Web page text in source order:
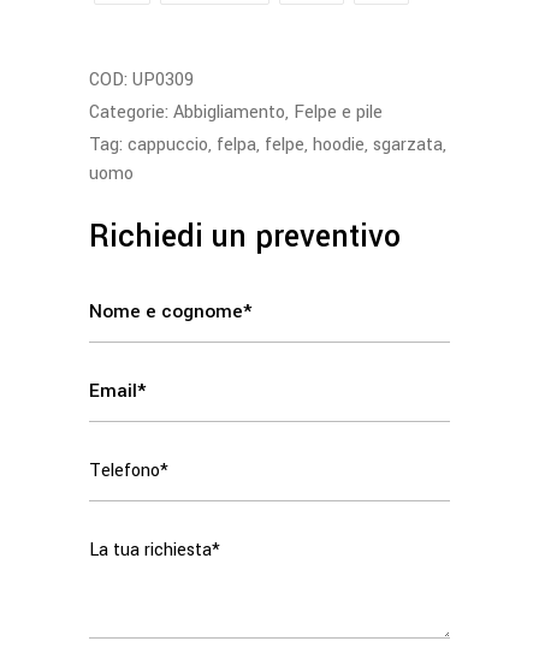
COD: UP0309
Categorie: Abbigliamento, Felpe e pile
Tag: cappuccio, felpa, felpe, hoodie, sgarzata,
uomo
Richiedi un preventivo